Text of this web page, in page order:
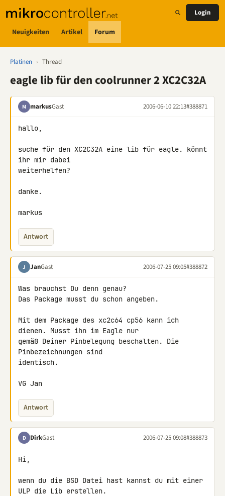
Neuigkeiten Artikel Forum
Login
Platinen › Thread
eagle lib für den coolrunner 2 XC2C32A
M markusGast 2006-06-10 22:13#388871
hallo,
suche für den XC2C32A eine lib für eagle. könnt
ihr mir dabei
weiterhelfen?
danke.
markus
Antwort
J JanGast 2006-07-25 09:05#388872
Was brauchst Du denn genau?
Das Package musst du schon angeben.
Mit dem Package des xc2c64 cp56 kann ich
dienen. Musst ihn im Eagle nur
gemäß Deiner Pinbelegung beschalten. Die
Pinbezeichnungen sind
identisch.
VG Jan
Antwort
D DirkGast 2006-07-25 09:08#388873
Hi,
wenn du die BSD Datei hast kannst du mit einer
ULP die Lib erstellen.